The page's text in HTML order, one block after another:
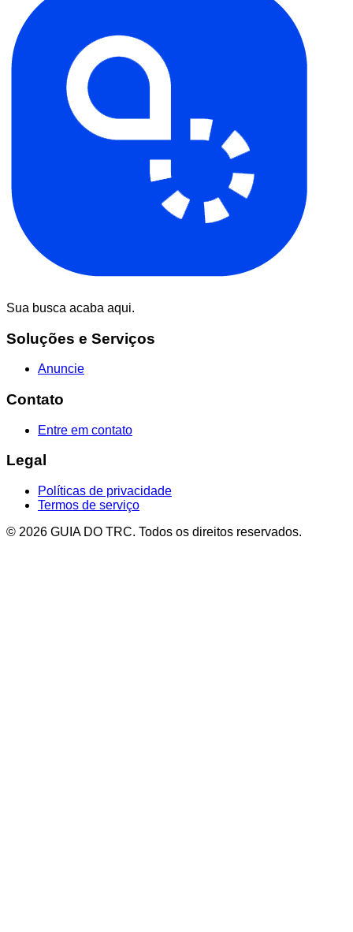
Sua busca acaba aqui.
Soluções e Serviços
Anuncie
Contato
Entre em contato
Legal
Políticas de privacidade
Termos de serviço
© 2026 GUIA DO TRC. Todos os direitos reservados.